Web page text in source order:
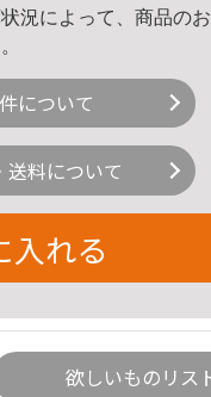
況によって、商品の
について
送料について
入れる
欲しいものリス